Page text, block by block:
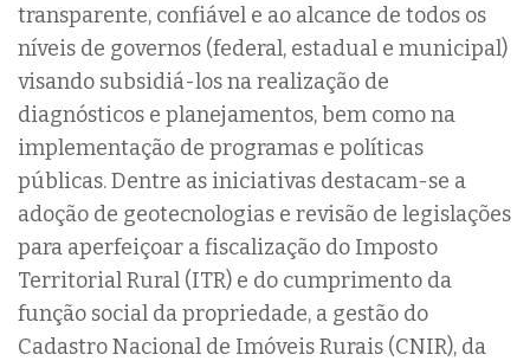
transparente, confiável e ao alcance de todos os
níveis de governos (federal, estadual e municipal)
visando subsidiá-los na realização de
diagnósticos e planejamentos, bem como na
implementação de programas e políticas
públicas. Dentre as iniciativas destacam-se a
adoção de geotecnologias e revisão de legislações
para aperfeiçoar a fiscalização do Imposto
Territorial Rural (ITR) e do cumprimento da
função social da propriedade, a gestão do
Cadastro Nacional de Imóveis Rurais (CNIR), da